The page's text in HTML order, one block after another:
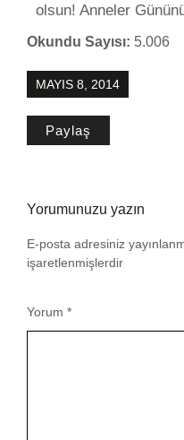
olsun! Anneler
Okundu Sayısı: 5.006
MAYIS 8, 2014
Paylaş
Yorumunuzu yazın
E-posta adresiniz
işaretlenmişlerdir
Yorum *